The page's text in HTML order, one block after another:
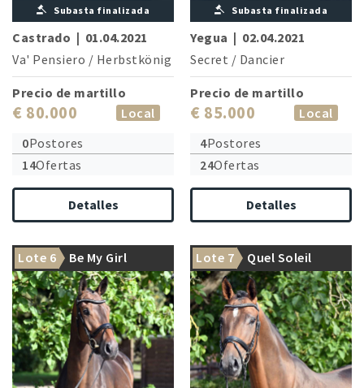
Subasta finalizada
Castrado | 01.04.2021
Va' Pensiero / Herbstkönig
Precio de martillo
€ 80.000
Local
0Postores
14Ofertas
Detalles
Subasta finalizada
Yegua | 02.04.2021
Secret / Dancier
Precio de martillo
€ 85.000
Local
4Postores
24Ofertas
Detalles
Lote 6 Be My Girl Lote 7 Quel Soleil